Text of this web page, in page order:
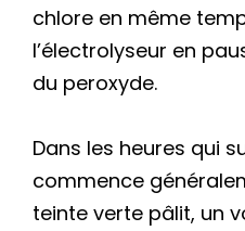
chlore en même
l’électrolyseur en
du peroxyde.
Dans les heures qui
commence
teinte verte pâlit, un